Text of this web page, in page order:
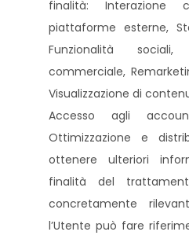
finalità:
piattaforme esterne,
Funzionalità sociali,
commerciale,
Visualizzazione di
Accesso agli
Ottimizzazione e
ottenere ulteriori
finalità del
concretamente
l’Utente può fare